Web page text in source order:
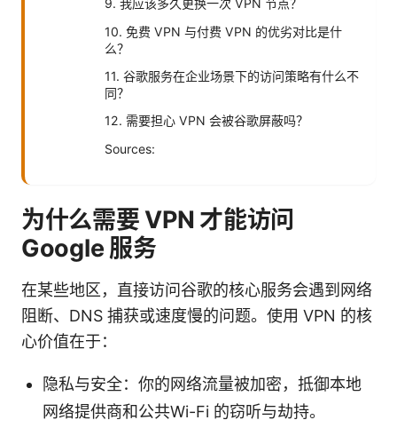
10. 免费 VPN 与付费 VPN 的优劣对比是什
么？
11. 谷歌服务在企业场景下的访问策略有什么不
同？
12. 需要担心 VPN 会被谷歌屏蔽吗？
Sources:
为什么需要 VPN 才能访问
Google 服务
在某些地区，直接访问谷歌的核心服务会遇到网络
阻断、DNS 捕获或速度慢的问题。使用 VPN 的核
心价值在于：
隐私与安全：你的网络流量被加密，抵御本地
网络提供商和公共Wi-Fi 的窃听与劫持。